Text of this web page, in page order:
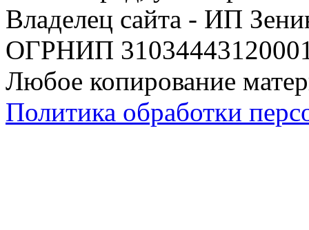
Владелец сайта - ИП
ОГРНИП
Любое копирование
Политика обработки